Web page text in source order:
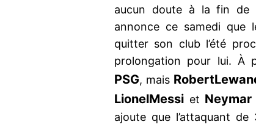
aucun doute à la fin de
annonce ce samedi que
quitter son club l’été
prolongation pour lui. À
PSG, mais Robert
LionelMessi et Neymar
ajoute que l’attaquant de